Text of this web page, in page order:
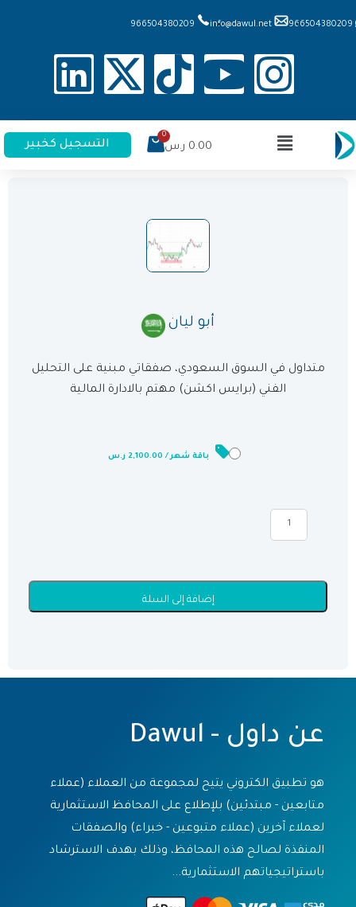
966504380209
info@dawul.net
966504380209
0.00 ر.س التسجيل كخبير
أبو ليان
متداول في السوق السعودي، صفقاتي مبنية على التحليل
الفني (برايس اكشن) مهتم بالادارة المالية
باقة شهر / 2,100.00 ر.س
إضافة إلى السلة
عن داول - Dawul
هو تطبيق الكتروني يتيح لمجموعة من العملاء (عملاء
متابعين - مبتدئين) بلإطلاع على المحافظ الاستثمارية
لعملاء آخرين (عملاء متبوعين - خبراء) والصفقات
المنفذة لصالح هذه المحافظ، وذلك بهدف الاسترشاد
باستراتيجياتهم الاستثمارية...